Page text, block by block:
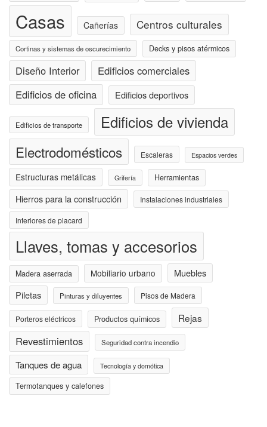
Casas Cañerías Centros culturales
Cortinas y sistemas de oscurecimiento Decks y pisos atérmicos
Diseño Interior
Edificios comerciales
Edificios de oficina
Edificios deportivos
Edificios de transporte Edificios de vivienda
Electrodomésticos Escaleras Espacios verdes
Estructuras metálicas Grifería Herramientas
Hierros para la construcción Instalaciones industriales
Interiores de placard
Llaves, tomas y accesorios
Madera aserrada Mobiliario urbano
Muebles
Piletas
Pinturas y diluyentes Pisos de Madera
Porteros eléctricos Productos químicos Rejas
Revestimientos Seguridad contra incendio
Tanques de agua Tecnología y domótica
Termotanques y calefones